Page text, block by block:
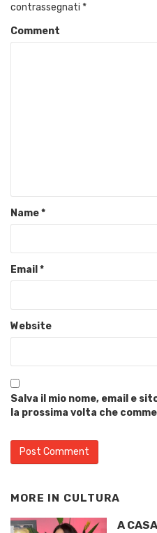
contrassegnati *
Comment
Name*
Email *
Website
Salva il mio nome, email e
la prossima volta che
MORE IN CULTURA
A